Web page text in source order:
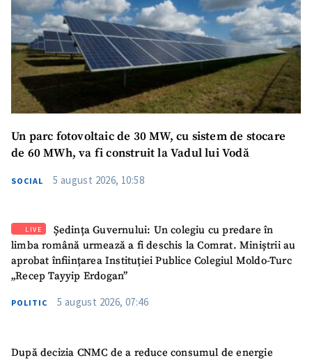
Un parc fotovoltaic de 30 MW, cu sistem de stocare
de 60 MWh, va fi construit la Vadul lui Vodă
SOCIAL 5 august 2026, 10:58
LIVE
Ședința Guvernului: Un colegiu cu predare în
limba română urmează a fi deschis la Comrat. Miniștrii au
aprobat înființarea Instituției Publice Colegiul Moldo-Turc
„Recep Tayyip Erdogan”
POLITIC 5 august 2026, 07:46
După decizia CNMC de a reduce consumul de energie